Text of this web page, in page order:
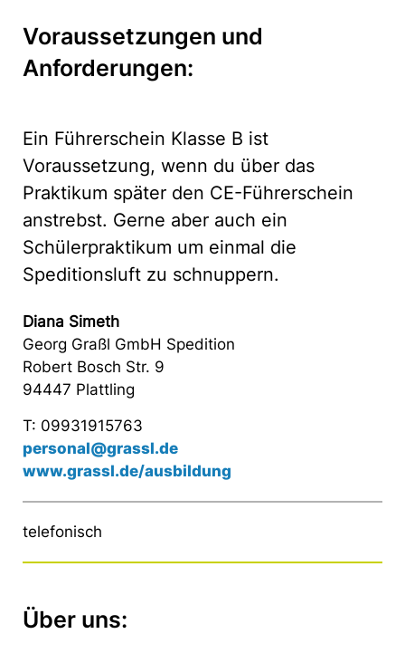
Voraussetzungen und
Anforderungen:
Ein Führerschein Klasse B ist
Voraussetzung, wenn du über das
Praktikum später den CE-Führerschein
anstrebst. Gerne aber auch ein
Schülerpraktikum um einmal die
Speditionsluft zu schnuppern.
Diana Simeth
Georg Graßl GmbH Spedition
Robert Bosch Str. 9
94447 Plattling
T: 09931915763
personal@grassl.de
www.grassl.de/ausbildung
telefonisch
Über uns: